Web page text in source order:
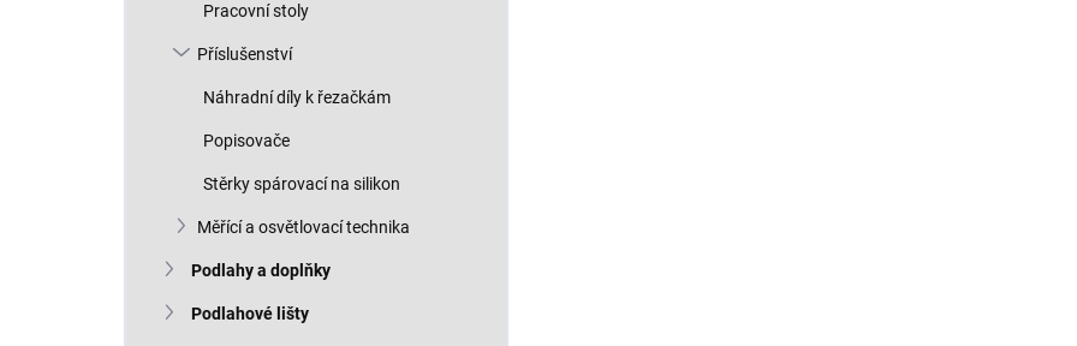
Pracovní stoly
Příslušenství
Náhradní díly k řezačkám
Popisovače
Stěrky spárovací na silikon
Měřící a osvětlovací technika
Podlahy a doplňky
Podlahové lišty